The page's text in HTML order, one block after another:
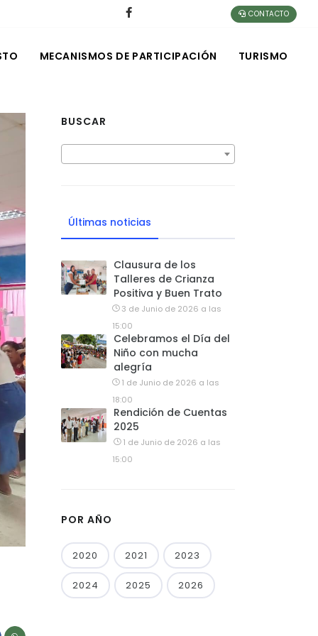
CONTACTO
MECANISMOS DE PARTICIPACIÓN TURISMO
BUSCAR
Últimas noticias
Clausura de los
Talleres de Crianza
Positiva y Buen Trato
3 de Junio de 2026 a las
15:00
Celebramos el Día del
Niño con mucha
alegría
1 de Junio de 2026 a las
18:00
Rendición de Cuentas
2025
1 de Junio de 2026 a las
15:00
POR AÑO
2020 2021 2023
2024 2025 2026